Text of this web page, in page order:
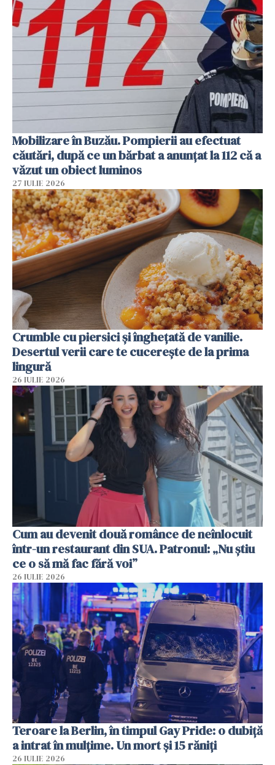
Mobilizare în Buzău. Pompierii au efectuat
căutări, după ce un bărbat a anunțat la 112 că a
văzut un obiect luminos
27 IULIE 2026
Crumble cu piersici și înghețată de vanilie.
Desertul verii care te cucerește de la prima
lingură
26 IULIE 2026
Cum au devenit două românce de neînlocuit
într-un restaurant din SUA. Patronul: „Nu știu
ce o să mă fac fără voi”
26 IULIE 2026
Teroare la Berlin, în timpul Gay Pride: o dubiță
a intrat în mulțime. Un mort și 15 răniți
26 IULIE 2026